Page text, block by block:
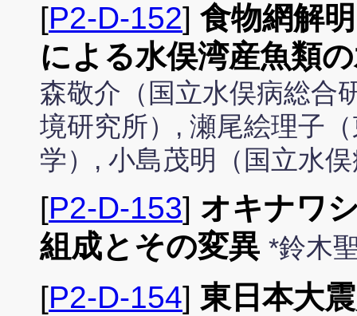
[P2-D-152] 食物網解
による水俣湾産魚類
森敬介（国立水俣病総合
境研究所）, 瀬尾絵理子
学）, 小島茂明（国立水
[P2-D-153] オキナワ
組成とその変異 *鈴木
[P2-D-154] 東日本大